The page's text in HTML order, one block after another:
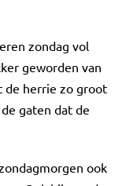
zondag vol
geworden van
de herrie zo groot
gaten dat de
ook